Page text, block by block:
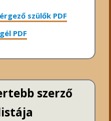
szülők PDF
PDF
szerző